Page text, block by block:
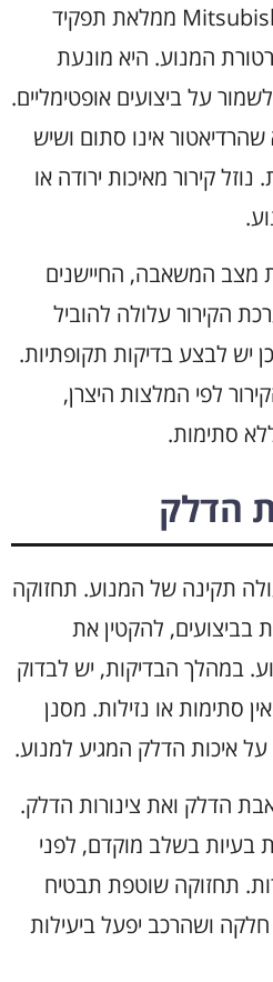
מערכת הקירור של רכב Mitsubishi ממלאת תפקיד
המנוע. היא מונעת
על ביצועים אופטימליים.
אינו סתום ושיש
קירור מאיכות ירודה או
מצב המשאבה, החיישנים
הקירור עלולה להוביל
יש לבצע בדיקות תקופתיות.
לפי המלצות היצרן,
סתימות.
הדלק
תקינה של המנוע. תחזוקה
בביצועים, להקטין את
במהלך הבדיקות, יש לבדוק
סתימות או נזילות. מסנן
איכות הדלק המגיע למנוע.
הדלק ואת צינורות הדלק.
בעיות בשלב מוקדם, לפני
תחזוקה שוטפת תבטיח
ושהרכב יפעל ביעילות